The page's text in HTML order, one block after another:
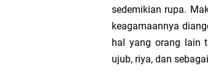
sedemikian rupa.
keagamaannya
hal yang orang lain
ujub, riya, dan